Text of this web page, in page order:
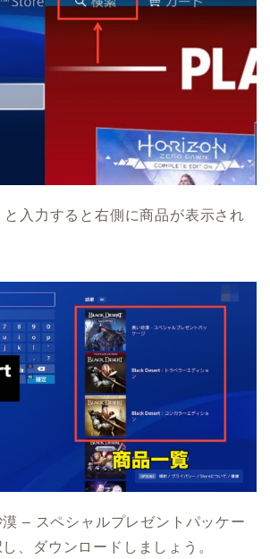
と入力すると右側に商品が表示され
– スペシャルプレゼントパッケー
、ダウンロードしましょう。